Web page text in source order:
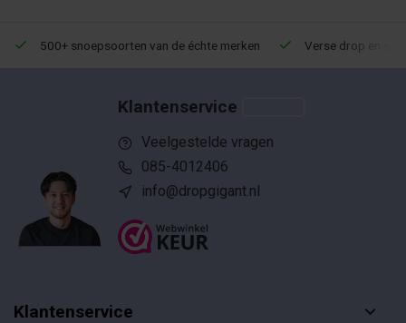
500+ snoepsoorten van de échte merken Verse drop en
Klantenservice
Veelgestelde vragen
085-4012406
info@dropgigant.nl
Klantenservice